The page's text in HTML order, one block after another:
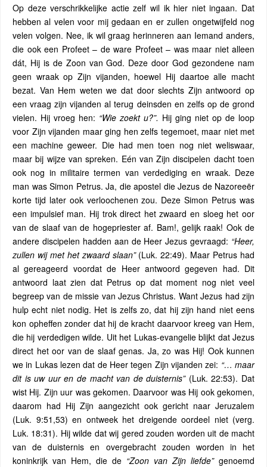
Op deze verschrikkelijke actie zelf wil ik hier niet ingaan. Dat
hebben al velen voor mij gedaan en er zullen ongetwijfeld nog
velen volgen. Nee, ik wil graag herinneren aan Iemand anders,
die ook een Profeet – de ware Profeet – was maar niet alleen
dát, Hij is de Zoon van God. Deze door God gezondene nam
geen wraak op Zijn vijanden, hoewel Hij daartoe alle macht
bezat. Van Hem weten we dat door slechts Zijn antwoord op
een vraag zijn vijanden al terug deinsden en zelfs op de grond
vielen. Hij vroeg hen: “Wie zoekt u?”. Hij ging niet op de loop
voor Zijn vijanden maar ging hen zelfs tegemoet, maar niet met
een machine geweer. Die had men toen nog niet weliswaar,
maar bij wijze van spreken. Eén van Zijn discipelen dacht toen
ook nog in militaire termen van verdediging en wraak. Deze
man was Simon Petrus. Ja, die apostel die Jezus de Nazoreeër
korte tijd later ook verloochenen zou. Deze Simon Petrus was
een impulsief man. Hij trok direct het zwaard en sloeg het oor
van de slaaf van de hogepriester af. Bam!, gelijk raak! Ook de
andere discipelen hadden aan de Heer Jezus gevraagd: “Heer,
zullen wij met het zwaard slaan”(Luk. 22:49). Maar Petrus had
al gereageerd voordat de Heer antwoord gegeven had. Dit
antwoord laat zien dat Petrus op dat moment nog niet veel
begreep van de missie van Jezus Christus. Want Jezus had zijn
hulp echt niet nodig. Het is zelfs zo, dat hij zijn hand niet eens
kon opheffen zonder dat hij de kracht daarvoor kreeg van Hem,
die hij verdedigen wilde. Uit het Lukas-evangelie blijkt dat Jezus
direct het oor van de slaaf genas. Ja, zo was Hij! Ook kunnen
we in Lukas lezen dat de Heer tegen Zijn vijanden zei: “… maar
dit is uw uur en de macht van de duisternis”(Luk. 22:53). Dat
wist Hij. Zijn uur was gekomen. Daarvoor was Hij ook gekomen,
daarom had Hij Zijn aangezicht ook gericht naar Jeruzalem
(Luk. 9:51,53) en ontweek het dreigende oordeel niet (verg.
Luk. 18:31). Hij wilde dat wij gered zouden worden uit de macht
van de duisternis en overgebracht zouden worden in het
koninkrijk van Hem, die de “Zoon van Zijn liefde”genoemd